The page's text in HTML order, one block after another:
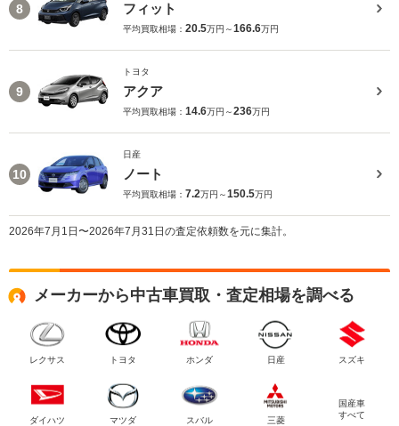
8 フィット
平均買取相場： 20.5万円～166.6万円
9
トヨタ
アクア
平均買取相場： 14.6万円～236万円
10
日産
ノート
平均買取相場： 7.2万円～150.5万円
2026年7月1日〜2026年7月31日の査定依頼数を元に集計。
メーカーから中古車買取・査定相場を調べる
レクサス トヨタ ホンダ 日産 スズキ
ダイハツ マツダ スバル 三菱
国産車
すべて